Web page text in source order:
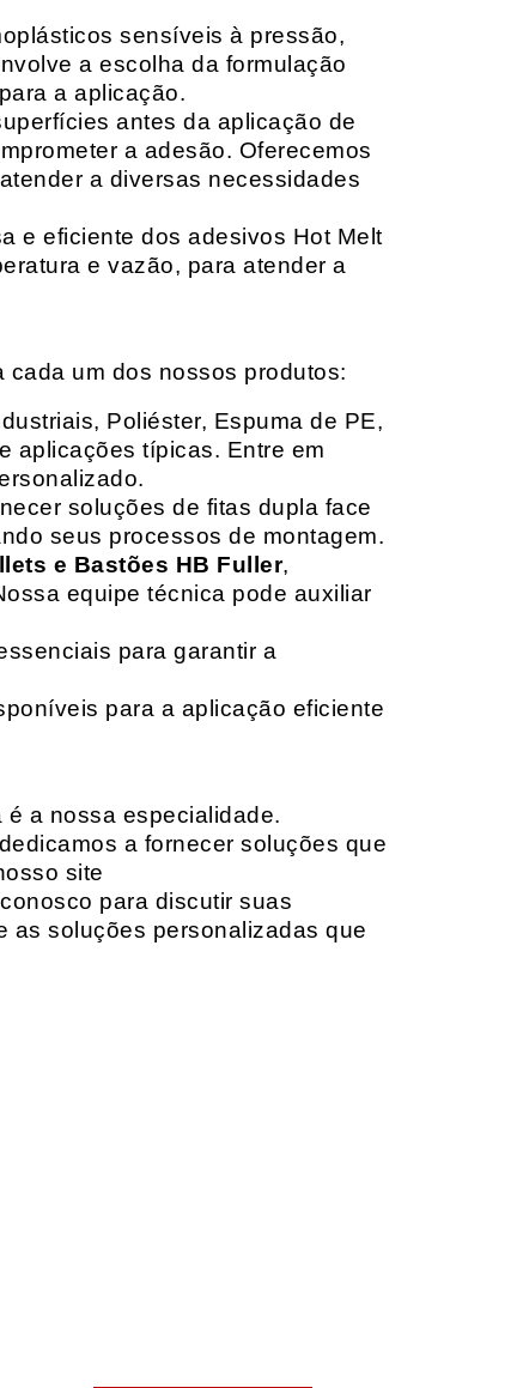
sensíveis à pressão,
a escolha da formulação
a aplicação.
antes da aplicação de
a adesão. Oferecemos
a diversas necessidades
e eficiente dos adesivos Hot Melt
e vazão, para atender a
um dos nossos produtos:
Poliéster, Espuma de PE,
aplicações típicas. Entre em
soluções de fitas dupla face
seus processos de montagem.
e Bastões HB Fuller,
equipe técnica pode auxiliar
para garantir a
para a aplicação eficiente
a nossa especialidade.
a fornecer soluções que
site
para discutir suas
as soluções personalizadas que